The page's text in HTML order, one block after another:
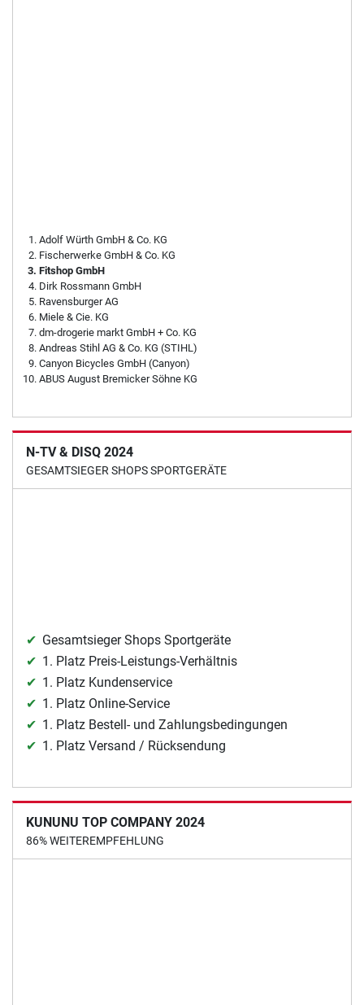
Adolf Würth GmbH & Co. KG
Fischerwerke GmbH & Co. KG
Fitshop GmbH
Dirk Rossmann GmbH
Ravensburger AG
Miele & Cie. KG
dm-drogerie markt GmbH + Co. KG
Andreas Stihl AG & Co. KG (STIHL)
Canyon Bicycles GmbH (Canyon)
ABUS August Bremicker Söhne KG
N-TV & DISQ 2024
GESAMTSIEGER SHOPS SPORTGERÄTE
Gesamtsieger Shops Sportgeräte
1. Platz Preis-Leistungs-Verhältnis
1. Platz Kundenservice
1. Platz Online-Service
1. Platz Bestell- und Zahlungsbedingungen
1. Platz Versand / Rücksendung
KUNUNU TOP COMPANY 2024
86% WEITEREMPFEHLUNG